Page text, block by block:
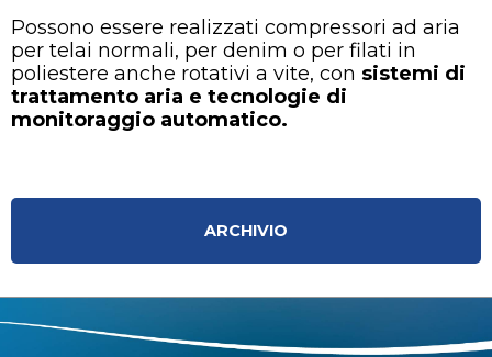
Possono essere realizzati compressori ad aria
per telai normali, per denim o per filati in
poliestere anche rotativi a vite, con sistemi di
trattamento aria e tecnologie di
monitoraggio automatico.
ARCHIVIO